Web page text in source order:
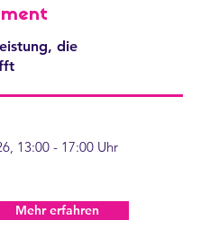
die
13:00 - 17:00 Uhr
Mehr erfahren